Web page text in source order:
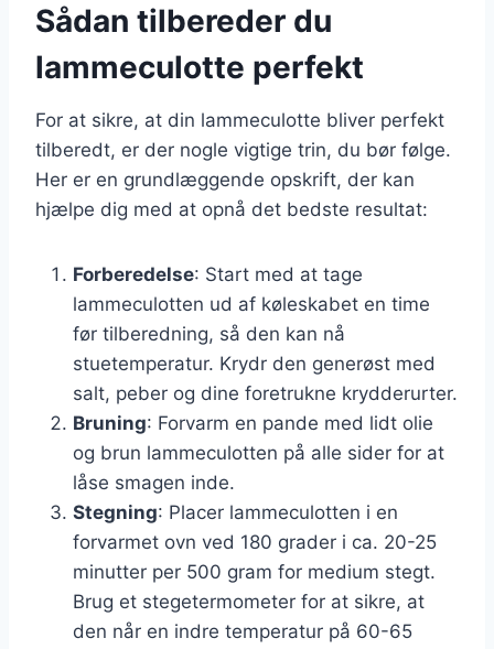
Sådan tilbereder du
lammeculotte perfekt
For at sikre, at din lammeculotte bliver perfekt
tilberedt, er der nogle vigtige trin, du bør følge.
Her er en grundlæggende opskrift, der kan
hjælpe dig med at opnå det bedste resultat:
Forberedelse: Start med at tage
lammeculotten ud af køleskabet en time
før tilberedning, så den kan nå
stuetemperatur. Krydr den generøst med
salt, peber og dine foretrukne krydderurter.
Bruning: Forvarm en pande med lidt olie
og brun lammeculotten på alle sider for at
låse smagen inde.
Stegning: Placer lammeculotten i en
forvarmet ovn ved 180 grader i ca. 20-25
minutter per 500 gram for medium stegt.
Brug et stegetermometer for at sikre, at
den når en indre temperatur på 60-65